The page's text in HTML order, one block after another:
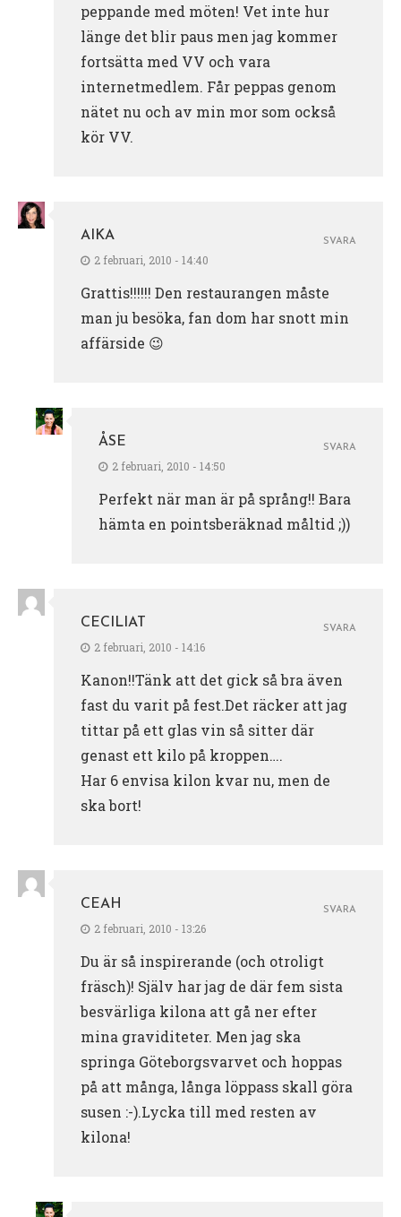
peppande med möten! Vet inte hur
länge det blir paus men jag kommer
fortsätta med VV och vara
internetmedlem. Får peppas genom
nätet nu och av min mor som också
kör VV.
AIKA
2 februari, 2010 - 14:40
Grattis!!!!!! Den restaurangen måste
man ju besöka, fan dom har snott min
affärside 😉
SVARA
ÅSE
2 februari, 2010 - 14:50
Perfekt när man är på språng!! Bara
hämta en pointsberäknad måltid ;))
SVARA
CECILIAT
2 februari, 2010 - 14:16
Kanon!!Tänk att det gick så bra även
fast du varit på fest.Det räcker att jag
tittar på ett glas vin så sitter där
genast ett kilo på kroppen….
Har 6 envisa kilon kvar nu, men de
ska bort!
SVARA
CEAH
2 februari, 2010 - 13:26
Du är så inspirerande (och otroligt
fräsch)! Själv har jag de där fem sista
besvärliga kilona att gå ner efter
mina graviditeter. Men jag ska
springa Göteborgsvarvet och hoppas
på att många, långa löppass skall göra
susen :-).Lycka till med resten av
kilona!
SVARA